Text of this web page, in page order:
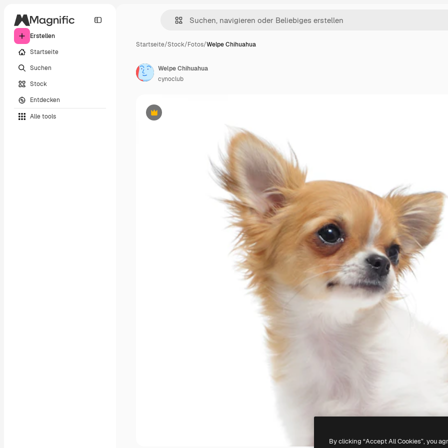
Erstellen
Startseite
Suchen
Stock
Entdecken
Alle tools
Startseite/Stock/Fotos/Welpe Chihuahua
Premium
Welpe Chihuahua
cynoclub
By clicking “Accept All Cookies”, you